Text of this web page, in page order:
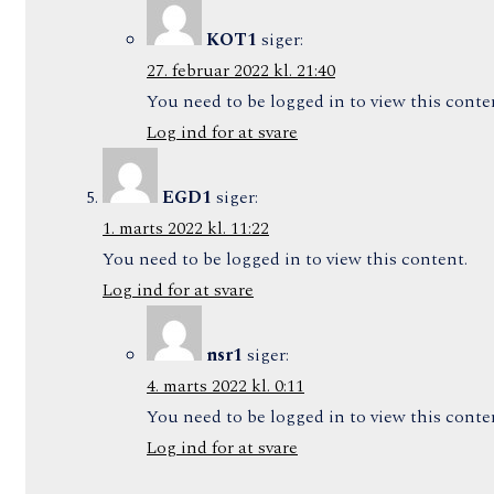
KOT1 siger:
27. februar 2022 kl. 21:40
You need to be logged in to view this
Log ind for at svare
EGD1 siger:
1. marts 2022 kl. 11:22
You need to be logged in to view this content.
Log ind for at svare
nsr1 siger:
4. marts 2022 kl. 0:11
You need to be logged in to view this
Log ind for at svare